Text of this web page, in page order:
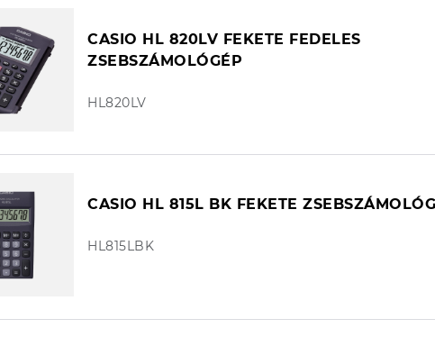
CASIO HL 820LV FEKETE FEDELES
ZSEBSZÁMOLÓGÉP
HL820LV
CASIO HL 815L BK FEKETE
HL815LBK